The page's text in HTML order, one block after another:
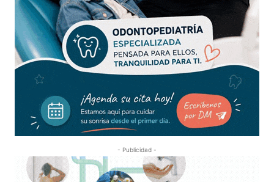
- Publicidad -